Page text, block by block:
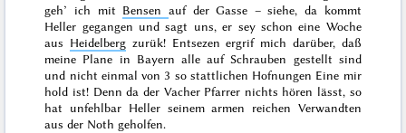
geh’ ich mit Bensen auf der Gasse – siehe, da kommt
Heller gegangen und sagt uns, er sey schon eine Woche
aus Heidelberg zurük! Entsezen ergrif mich darüber, daß
meine Plane in Bayern alle auf Schrauben gestellt sind
und nicht einmal von 3 so stattlichen Hofnungen Eine mir
hold ist! Denn da der Vacher Pfarrer nichts hören lässt, so
hat unfehlbar Heller seinem armen reichen Verwandten
aus der Noth geholfen.